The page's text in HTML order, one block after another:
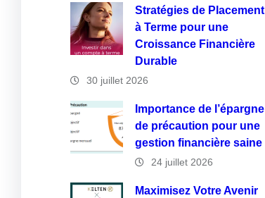
Stratégies de Placement
à Terme pour une
Croissance Financière
Durable
30 juillet 2026
Importance de l’épargne
de précaution pour une
gestion financière saine
24 juillet 2026
Maximisez Votre Avenir